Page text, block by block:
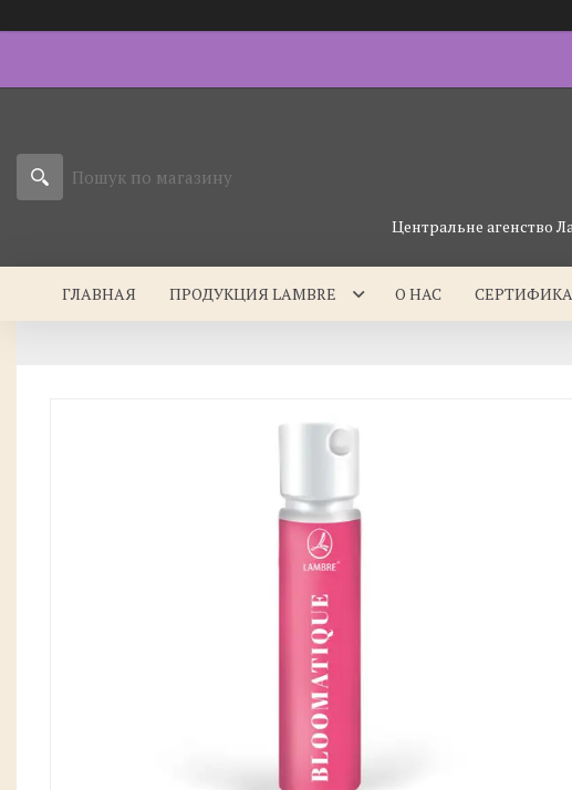
Центральне агенство
ГЛАВНАЯ ПРОДУКЦИЯ LAMBRE О НАС